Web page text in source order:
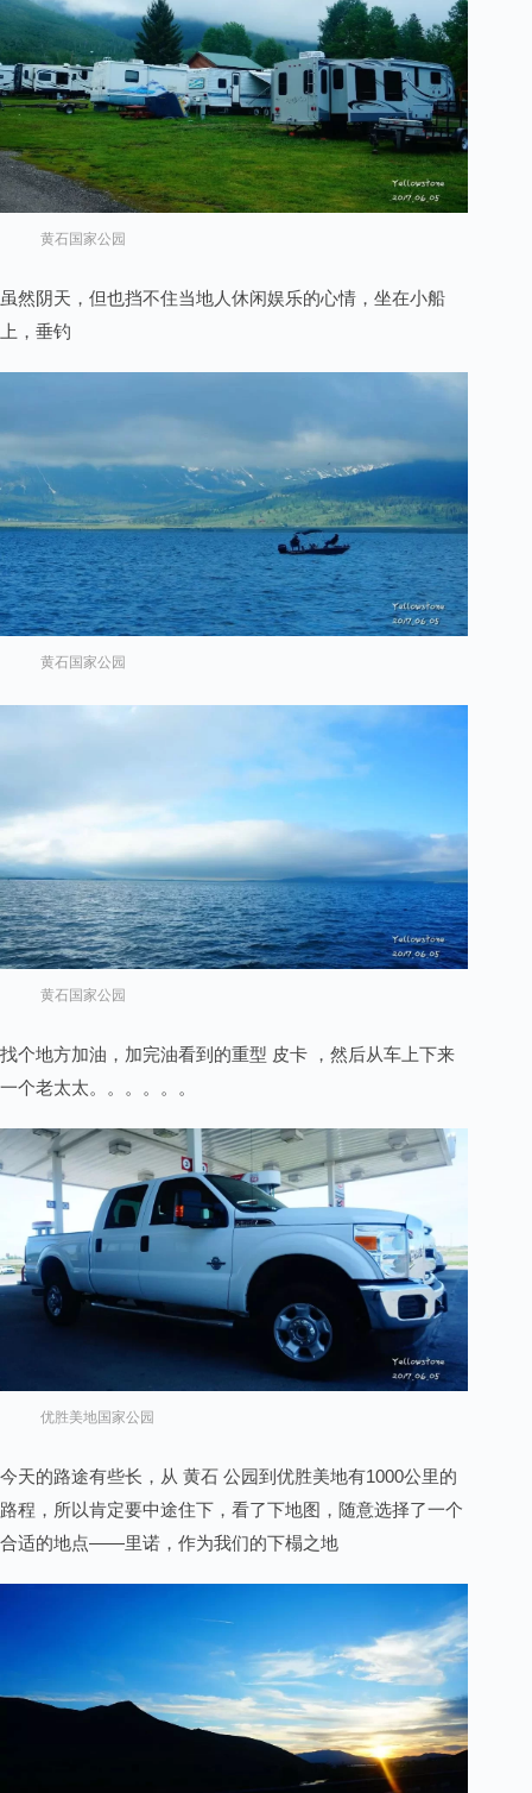
黄石国家公园
虽然阴天，但也挡不住当地人休闲娱乐的心情，坐在小船
上，垂钓
黄石国家公园
黄石国家公园
找个地方加油，加完油看到的重型 皮卡 ，然后从车上下来
一个老太太。。。。。。
优胜美地国家公园
今天的路途有些长，从 黄石 公园到优胜美地有1000公里的
路程，所以肯定要中途住下，看了下地图，随意选择了一个
合适的地点——里诺，作为我们的下榻之地